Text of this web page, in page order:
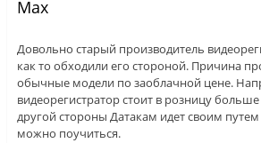
Max
Довольно старый производитель
как то обходили его стороной. Причина
обычные модели по заоблачной цене.
видеорегистратор стоит в розницу
другой стороны Датакам идет своим
можно поучиться.